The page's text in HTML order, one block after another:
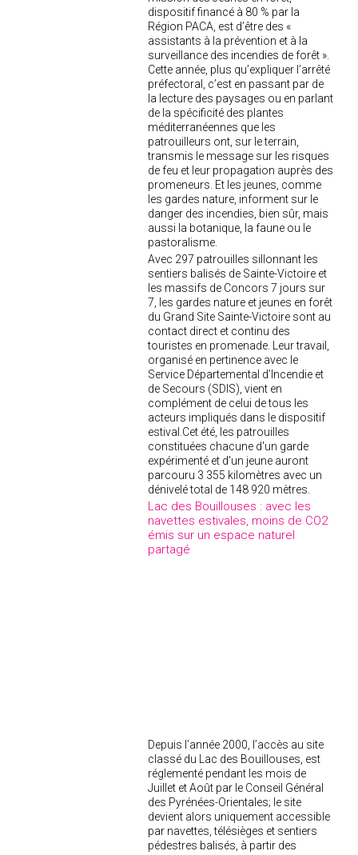
dispositif financé à 80 % par la
Région PACA, est d’être des «
assistants à la prévention et à la
surveillance des incendies de forêt ».
Cette année, plus qu’expliquer l’arrêté
préfectoral, c’est en passant par de
la lecture des paysages ou en parlant
de la spécificité des plantes
méditerranéennes que les
patrouilleurs ont, sur le terrain,
transmis le message sur les risques
de feu et leur propagation auprès des
promeneurs. Et les jeunes, comme
les gardes nature, informent sur le
danger des incendies, bien sûr, mais
aussi la botanique, la faune ou le
pastoralisme.
Avec 297 patrouilles sillonnant les
sentiers balisés de Sainte-Victoire et
les massifs de Concors 7 jours sur
7, les gardes nature et jeunes en forêt
du Grand Site Sainte-Victoire sont au
contact direct et continu des
touristes en promenade. Leur travail,
organisé en pertinence avec le
Service Départemental d’Incendie et
de Secours (SDIS), vient en
complément de celui de tous les
acteurs impliqués dans le dispositif
estival.Cet été, les patrouilles
constituées chacune d'un garde
expérimenté et d'un jeune auront
parcouru 3 355 kilomètres avec un
dénivelé total de 148 920 mètres.
Lac des Bouillouses : avec les
navettes estivales, moins de CO2
émis sur un espace naturel
partagé
Depuis l’année 2000, l’accès au site
classé du Lac des Bouillouses, est
réglementé pendant les mois de
Juillet et Août par le Conseil Général
des Pyrénées-Orientales; le site
devient alors uniquement accessible
par navettes, télésièges et sentiers
pédestres balisés, à partir des